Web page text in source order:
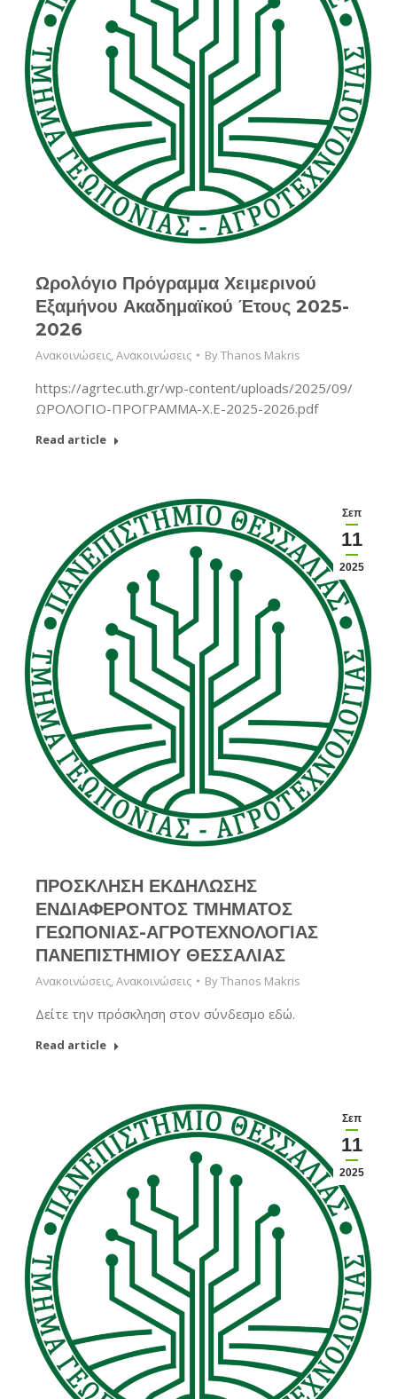
Ωρολόγιο Πρόγραμμα Χειμερινού
Εξαμήνου Ακαδημαϊκού Έτους 2025-
2026
Ανακοινώσεις,Ανακοινώσεις ByThanos Makris
https://agrtec.uth.gr/wp-content/uploads/2025/09/
ΩΡΟΛΟΓΙΟ-ΠΡΟΓΡΑΜΜΑ-Χ.Ε-2025-2026.pdf
Read article
Σεπ
11
2025
ΠΡΟΣΚΛΗΣΗ ΕΚΔΗΛΩΣΗΣ
ΕΝΔΙΑΦΕΡΟΝΤΟΣ ΤΜΗΜΑΤΟΣ
ΓΕΩΠΟΝΙΑΣ-ΑΓΡΟΤΕΧΝΟΛΟΓΙΑΣ
ΠΑΝΕΠΙΣΤΗΜΙΟΥ ΘΕΣΣΑΛΙΑΣ
Ανακοινώσεις,Ανακοινώσεις ByThanos Makris
Δείτε την πρόσκληση στον σύνδεσμο εδώ.
Read article
Σεπ
11
2025